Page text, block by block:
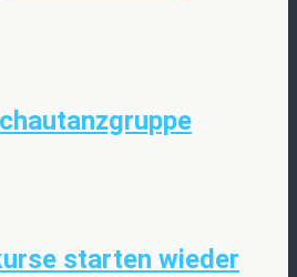
starten wieder